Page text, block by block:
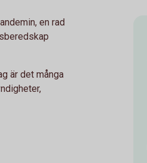
en rad
är det många